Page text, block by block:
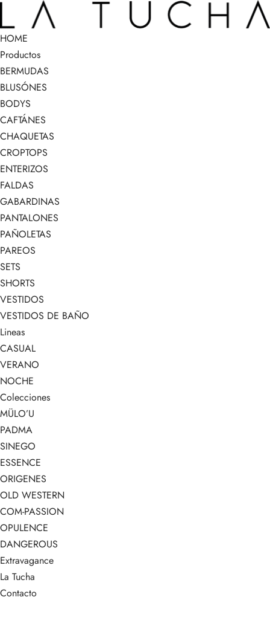
HOME
Productos
BERMUDAS
BLUSÓNES
BODYS
CAFTÁNES
CHAQUETAS
CROPTOPS
ENTERIZOS
FALDAS
GABARDINAS
PANTALONES
PAÑOLETAS
PAREOS
SETS
SHORTS
VESTIDOS
VESTIDOS DE BAÑO
Lineas
CASUAL
VERANO
NOCHE
Colecciones
MÜLO’U
PADMA
SINEGO
ESSENCE
ORIGENES
OLD WESTERN
COM-PASSION
OPULENCE
DANGEROUS
Extravagance
La Tucha
Contacto